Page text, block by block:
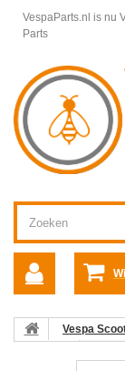
VespaParts.nl is nu
Parts
Vespa